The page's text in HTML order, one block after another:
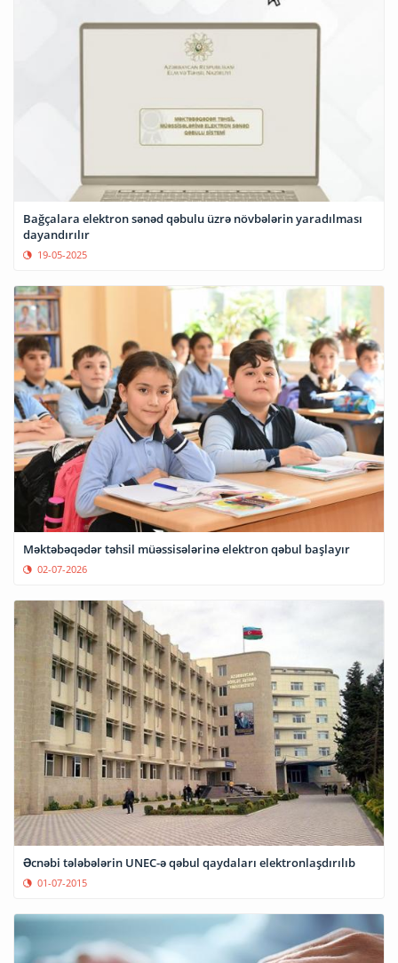
Bağçalara elektron sənəd qəbulu üzrə növbələrin yaradılması
dayandırılır
19-05-2025
Məktəbəqədər təhsil müəssisələrinə elektron qəbul başlayır
02-07-2026
Əcnəbi tələbələrin UNEC-ə qəbul qaydaları elektronlaşdırılıb
01-07-2015